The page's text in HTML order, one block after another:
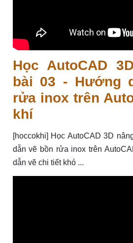
Học AutoCAD
bài 03 - Hướng
rửa inox trên
khí
[hoccokhi] Học AutoCAD 3D
dẫn vẽ bồn rửa inox trên
dẫn vẽ chi tiết khó ...